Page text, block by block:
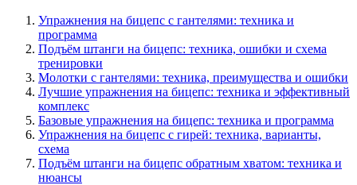
Упражнения на бицепс с гантелями: техника и
программа
Подъём штанги на бицепс: техника, ошибки и схема
тренировки
Молотки с гантелями: техника, преимущества и ошибки
Лучшие упражнения на бицепс: техника и эффективный
комплекс
Базовые упражнения на бицепс: техника и программа
Упражнения на бицепс с гирей: техника, варианты,
схема
Подъём штанги на бицепс обратным хватом: техника и
нюансы